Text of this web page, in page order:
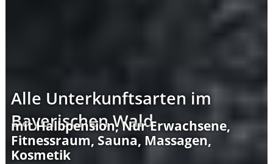
Alle Unterkunftsarten im
Bayerischen Wald
mit Halbpension, Nur Erwachsene,
Fitnessraum, Sauna, Massagen,
Kosmetik